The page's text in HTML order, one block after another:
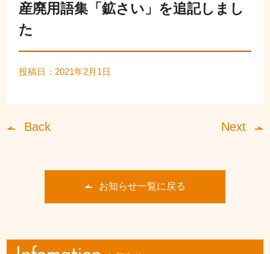
産廃用語集「鉱さい」を追記しまし
た
投稿日：2021年2月1日
Back Next
お知らせ一覧に戻る